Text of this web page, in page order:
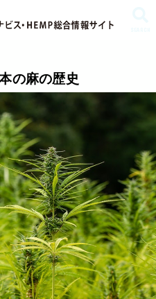
の麻の歴史